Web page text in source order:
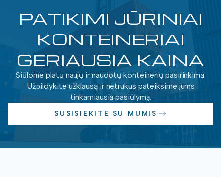
PATIKIMI JŪRINIAI
KONTEINERIAI
GERIAUSIA KAINA
Siūlome platų naujų ir naudotų konteinerių pasirinkimą.
Užpildykite užklausą ir netrukus pateiksime jums
tinkamiausią pasiūlymą.
SUSISIEKITE SU MUMIS